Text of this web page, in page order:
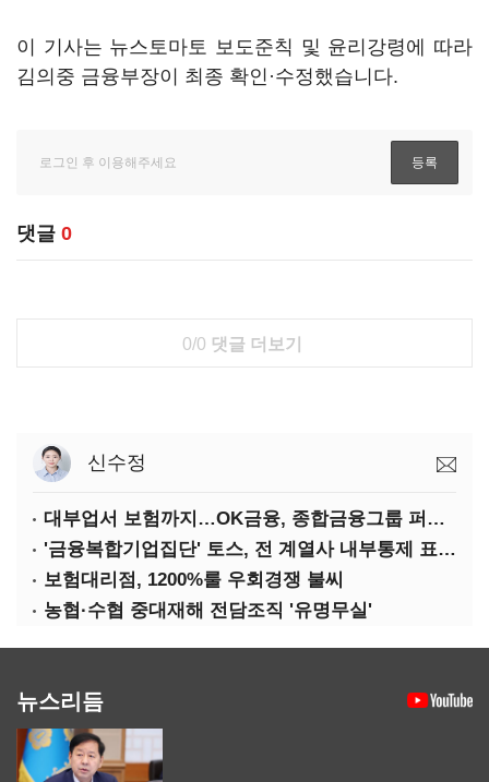
이 기사는 뉴스토마토 보도준칙 및 윤리강령에 따라
김의중 금융부장이 최종 확인·수정했습니다.
댓글 0
0/0 댓글 더보기
신수정
대부업서 보험까지…OK금융, 종합금융그룹 퍼즐 맞춘다
'금융복합기업집단' 토스, 전 계열사 내부통제 표준화
보험대리점, 1200%룰 우회경쟁 불씨
농협·수협 중대재해 전담조직 '유명무실'
뉴스리듬